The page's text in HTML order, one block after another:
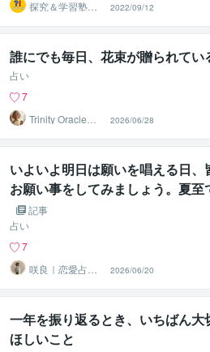
探究＆学習塾｜
なぜラボ
2022/09/12
誰にでも毎日、花束が贈られてい
占い
7
Trinity Oracle☽
2026/06/28
いよいよ明日は願いを唱える日、
お願い事をしてみましょう。夏至
記事
占い
7
咲良｜恋愛占い
心導師
2026/06/20
一年を振り返るとき、いちばん大
ほしいこと